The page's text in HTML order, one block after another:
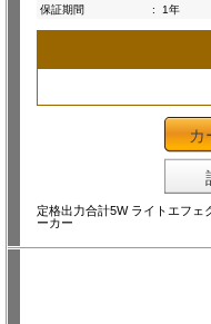
保証期間
: 1年
カ
定格出力合計5W ライトエフェ
ーカー